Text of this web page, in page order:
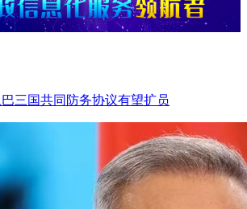
三国共同防务协议有望扩员